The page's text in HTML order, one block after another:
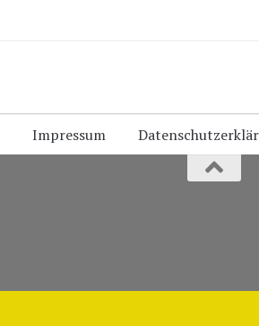
Impressum